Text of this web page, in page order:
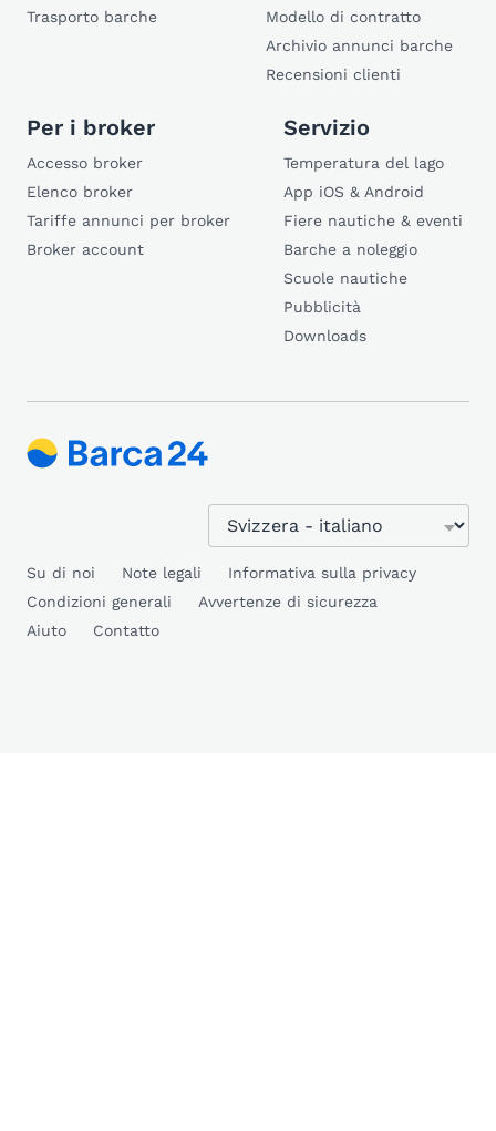
Trasporto barche
Modello di contratto
Archivio annunci barche
Recensioni clienti
Per i broker
Accesso broker
Elenco broker
Tariffe annunci per broker
Broker account
Servizio
Temperatura del lago
App iOS & Android
Fiere nautiche & eventi
Barche a noleggio
Scuole nautiche
Pubblicità
Downloads
Su di noi Note legali
Informativa sulla privacy
Condizioni generali
Avvertenze di sicurezza
Aiuto
Contatto